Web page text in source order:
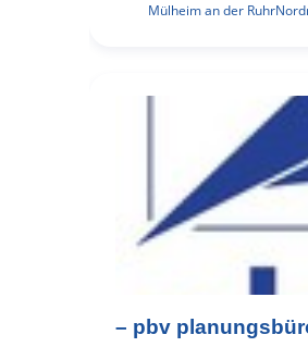
Mülheim an der Ruhr
– pbv